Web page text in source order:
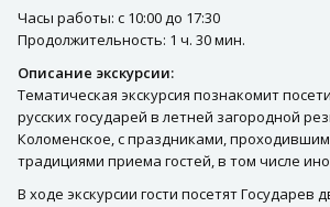
Часы работы: с 10:00 до 17:30
Продолжительность: 1 ч. 30 мин.
Описание экскурсии:
Тематическая экскурсия познакомит
русских государей в летней загородной
Коломенское, с праздниками,
традициями приема гостей, в том числе
В ходе экскурсии гости посетят Государев